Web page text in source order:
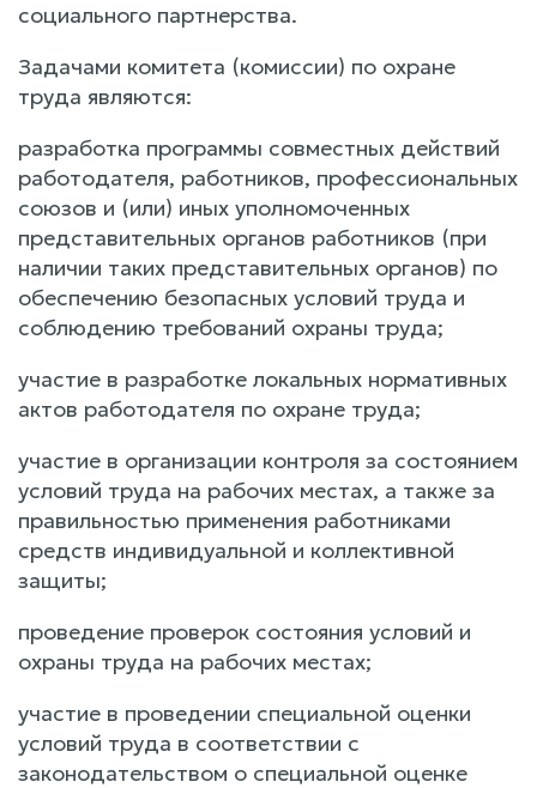
социального партнерства.
Задачами комитета (комиссии) по охране
труда являются:
разработка программы совместных действий
работодателя, работников, профессиональных
союзов и (или) иных уполномоченных
представительных органов работников (при
наличии таких представительных органов) по
обеспечению безопасных условий труда и
соблюдению требований охраны труда;
участие в разработке локальных нормативных
актов работодателя по охране труда;
участие в организации контроля за состоянием
условий труда на рабочих местах, а также за
правильностью применения работниками
средств индивидуальной и коллективной
защиты;
проведение проверок состояния условий и
охраны труда на рабочих местах;
участие в проведении специальной оценки
условий труда в соответствии с
законодательством о специальной оценке